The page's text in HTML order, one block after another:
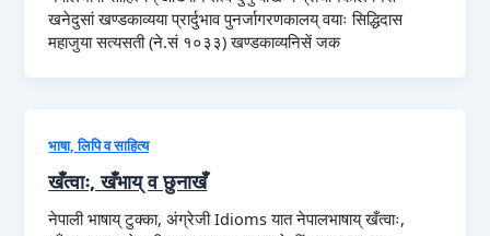
खनेदुसां खण्डकाव्यया प्रार्दुभाव पुनर्जागरणकालय् वयाः सिद्धिदास
महाजुया सत्यसती (ने.सं १०३३) खण्डकाव्यनिसें जक
भाषा, लिपि व साहित्य
खँत्वाः, खँभाय् व छुनाखँ
नेपाली भाषाय् टुक्का, अंग्रेजी Idioms यात नेपालभाषाय् खँत्वाः,